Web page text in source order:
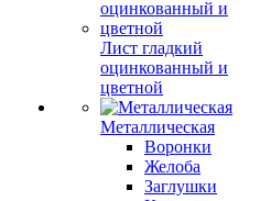
Лист гладкий
оцинкованный и
цветной
Металлическая
Воронки
Желоба
Заглушки